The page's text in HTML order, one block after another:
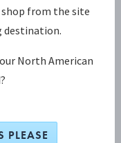
from the site
destination.
North American
PLEASE